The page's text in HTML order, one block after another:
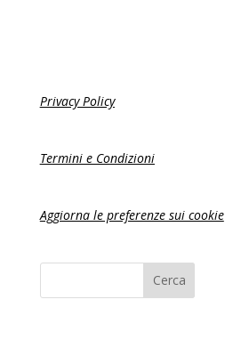
Privacy Policy
Termini e Condizioni
Aggiorna le preferenze sui cookie